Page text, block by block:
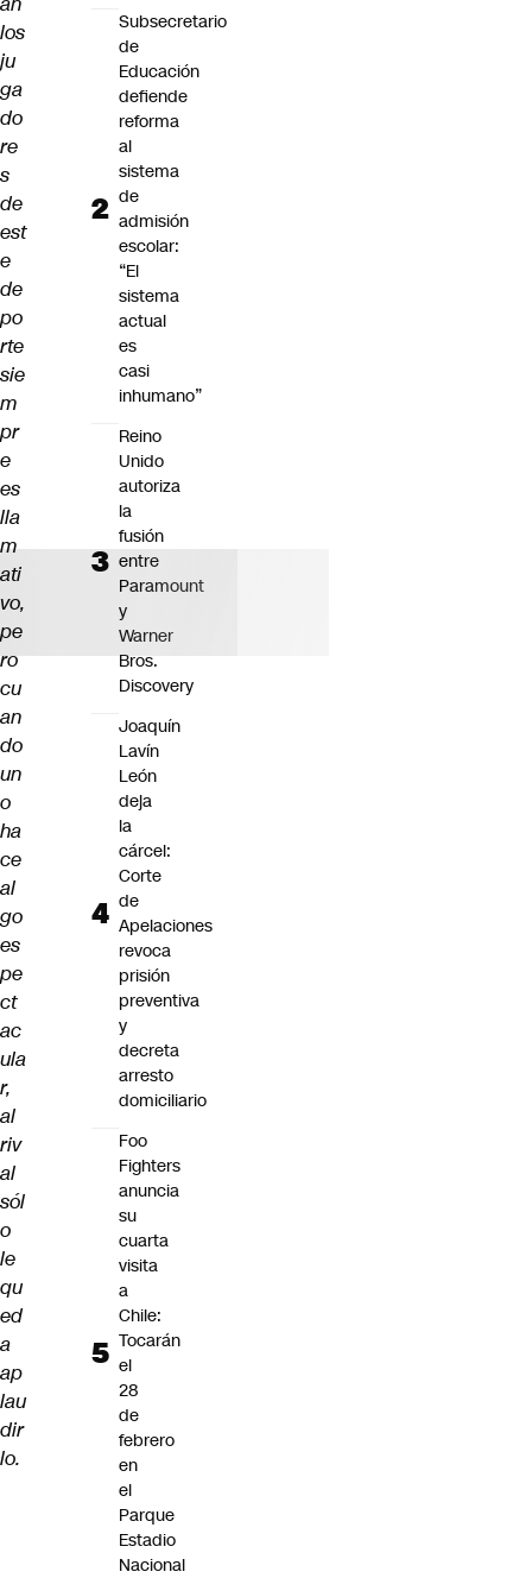
los
ju
ga
do
re
s
de
est
e
de
po
rte
sie
m
pr
e
es
lla
m
ati
vo,
pe
ro
cu
an
do
un
o
ha
ce
al
go
es
pe
ct
ac
ula
r,
al
riv
al
sól
o
le
qu
ed
a
ap
lau
dir
lo.
Subsecretario
de
Educación
defiende
reforma
al
sistema
de
admisión
escolar:
“El
sistema
actual
es
casi
inhumano”
Reino
Unido
autoriza
la
fusión
entre
Paramount
y
Warner
Bros.
Discovery
Joaquín
Lavín
León
deja
la
cárcel:
Corte
de
Apelaciones
revoca
prisión
preventiva
y
decreta
arresto
domiciliario
Foo
Fighters
anuncia
su
cuarta
visita
a
Chile:
Tocarán
el
28
de
febrero
en
el
Parque
Estadio
Nacional